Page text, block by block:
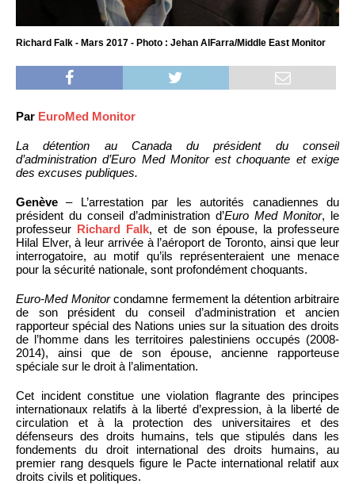
Richard Falk - Mars 2017 - Photo : Jehan AlFarra/Middle East Monitor
Par EuroMed Monitor
La détention au Canada du président du conseil
d’administration d’Euro Med Monitor est choquante et exige
des excuses publiques.
Genève– L’arrestation par les autorités canadiennes du
président du conseil d’administration d’Euro Med Monitor, le
professeur Richard Falk, et de son épouse, la professeure
Hilal Elver, à leur arrivée à l’aéroport de Toronto, ainsi que leur
interrogatoire, au motif qu’ils représenteraient une menace
pour la sécurité nationale, sont profondément choquants.
Euro-Med Monitorcondamne fermement la détention arbitraire
de son président du conseil d’administration et ancien
rapporteur spécial des Nations unies sur la situation des droits
de l’homme dans les territoires palestiniens occupés (2008-
2014), ainsi que de son épouse, ancienne rapporteuse
spéciale sur le droit à l’alimentation.
Cet incident constitue une violation flagrante des principes
internationaux relatifs à la liberté d’expression, à la liberté de
circulation et à la protection des universitaires et des
défenseurs des droits humains, tels que stipulés dans les
fondements du droit international des droits humains, au
premier rang desquels figure le Pacte international relatif aux
droits civils et politiques.